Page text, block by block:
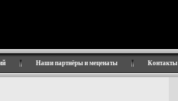
Наши партнёры и меценаты Контакты